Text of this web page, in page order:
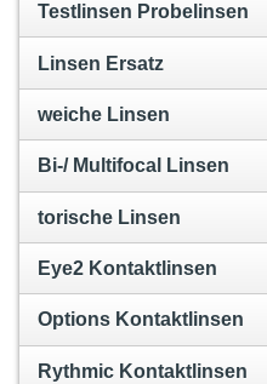
Testlinsen Probelinsen
Linsen Ersatz
weiche Linsen
Bi-/ Multifocal Linsen
torische Linsen
Eye2 Kontaktlinsen
Options Kontaktlinsen
Rythmic Kontaktlinsen